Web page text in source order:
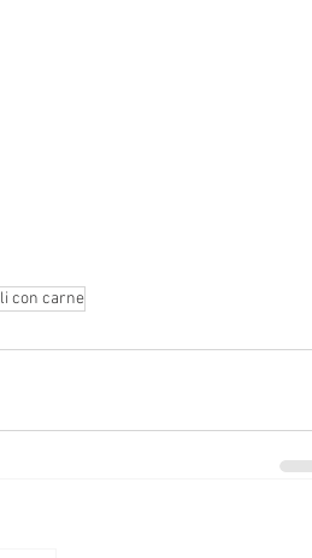
con carne